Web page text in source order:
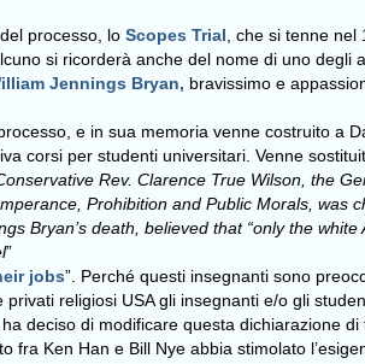
processo, loScopes Trial , che si tenne
si ricorderà anche del nome di uno degli
Jennings Bryan, bravissimo e
e in sua memoria venne costruito a
corsi per studenti universitari. Venne
Rev. Clarence True Wilson, the
Prohibition and Public Morals, was
Bryan’s death, believed that “only the
”
jobs”. Perché questi insegnanti sono
religiosi USA gli insegnanti e/o gli
deciso di modificare questa dichiarazione
fra Ken Han e Bill Nye abbia stimolato